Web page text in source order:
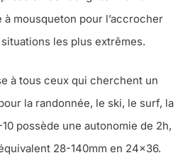
à mousqueton pour l’accrocher
les plus extrêmes.
à tous ceux qui cherchent un
la randonnée, le ski, le surf, la
possède une autonomie de 2h,
28-140mm en 24×36.